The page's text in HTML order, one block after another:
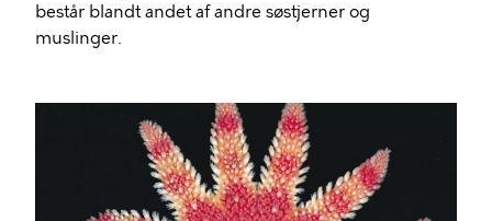
består blandt andet af andre søstjerner og
muslinger.